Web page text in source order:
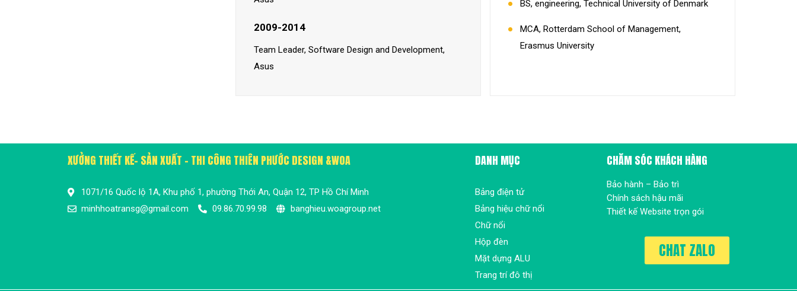
2009-2014
Team Leader, Software Design and Development,
Asus
BS, engineering, Technical University of Denmark
MCA, Rotterdam School of Management,
Erasmus University
XƯỞNG THIẾT KẾ- SẢN XUẤT - THI CÔNG THIÊN PHƯỚC DESIGN &WOA
1071/16 Quốc lộ 1A, Khu phố 1, phường Thới An, Quận 12, TP Hồ Chí Minh
minhhoatransg@gmail.com
09.86.70.99.98 banghieu.woagroup.net
DANH MỤC
Bảng điện tử
Bảng hiệu chữ nổi
Chữ nổi
Hộp đèn
Mặt dựng ALU
Trang trí đô thị
CHĂM SÓC KHÁCH HÀNG
Bảo hành – Bảo trì
Chính sách hậu mãi
Thiết kế Website trọn gói
CHAT ZALO